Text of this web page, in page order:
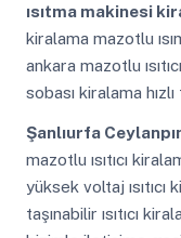
ısıtma makinesi
kiralama mazotlu
ankara mazotlu
sobası kiralama
Şanlıurfa
mazotlu ısıtıcı
yüksek voltaj
taşınabilir ısıtıcı